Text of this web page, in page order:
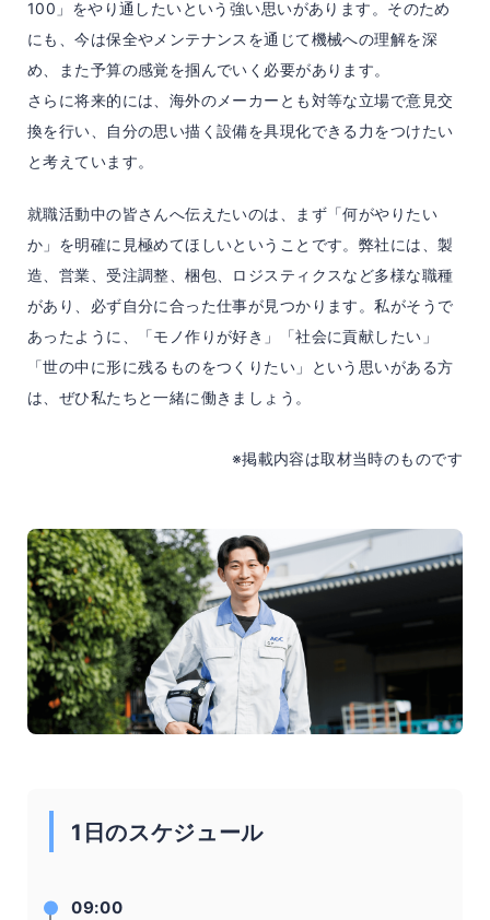
100」をやり通したいという強い思いがあります。そのため
にも、今は保全やメンテナンスを通じて機械への理解を深
め、また予算の感覚を掴んでいく必要があります。
さらに将来的には、海外のメーカーとも対等な立場で意見交
換を行い、自分の思い描く設備を具現化できる力をつけたい
と考えています。
就職活動中の皆さんへ伝えたいのは、まず「何がやりたい
か」を明確に見極めてほしいということです。弊社には、製
造、営業、受注調整、梱包、ロジスティクスなど多様な職種
があり、必ず自分に合った仕事が見つかります。私がそうで
あったように、「モノ作りが好き」「社会に貢献したい」
「世の中に形に残るものをつくりたい」という思いがある方
は、ぜひ私たちと一緒に働きましょう。
※掲載内容は取材当時のものです
1日のスケジュール
09:00